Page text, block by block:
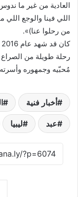
العادية من غير ما
اللي فينا والوجع اللي
من رحلوا عنا)».
رحلة طويلة من
مُحبّيه وجمهوره
أخبار فنية
عبد ليبيا